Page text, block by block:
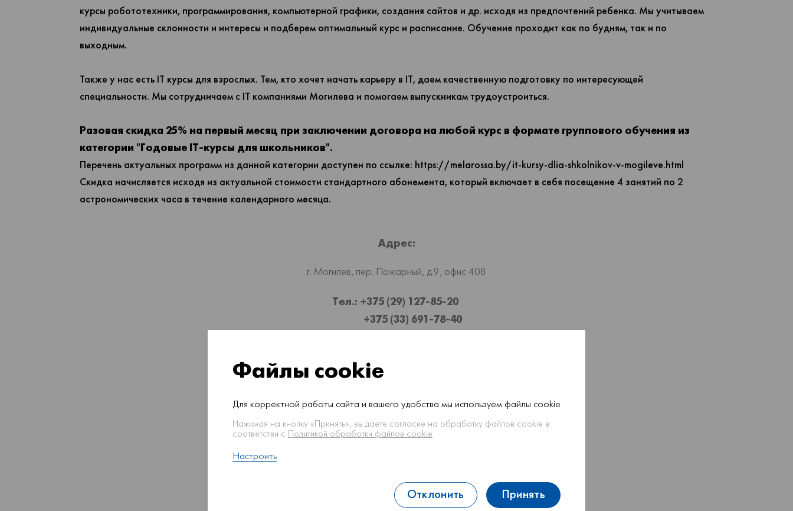
курсы робототехники, программирования, компьютерной графики, создания сайтов и др. исходя из предпочтений ребенка. Мы учитываем
индивидуальные склонности и интересы и подберем оптимальный курс и расписание. Обучение проходит как по будням, так и по
выходным.
Также у нас есть IT курсы для взрослых. Тем, кто хочет начать карьеру в IT, даем качественную подготовку по интересующей
специальности. Мы сотрудничаем с IT компаниями Могилева и помогаем выпускникам трудоустроиться.
Разовая скидка 25% на первый месяц при заключении договора на любой курс в формате группового обучения из
категории "Годовые IT-курсы для школьников".
Перечень актуальных программ из данной категории доступен по ссылке: https://melarossa.by/it-kursy-dlia-shkolnikov-v-mogileve.html
Скидка начисляется исходя из актуальной стоимости стандартного абонемента, который включает в себя посещение 4 занятий по 2
астрономических часа в течение календарного месяца.
Адрес:
г. Могилев, пер. Пожарный, д.9, офис 408
Тел.: +375 (29) 127-85-20
+375 (33) 691-78-40
Пн-Пт: 09:00 - 18:00
График работы в учебном году:
vk.com/melarossaby
Файлы cookie
Для корректной работы сайта и вашего удобства мы используем файлы cookie
Нажимая на кнопку «Принять», вы даёте согласие на обработку файлов cookie в
соответстви с
Политикой обработки файлов cookie
Настроить
Отклонить Принять